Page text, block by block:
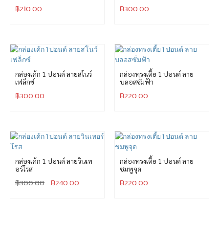
฿210.00 ฿300.00
กล่องเค้ก 1 ปอนด์ ลายสโนว์
เฟล็กซ์
฿300.00
กล่องทรงเตี้ย 1 ปอนด์ ลาย
บลอสซั่มฟ้า
฿220.00
กล่องเค้ก 1 ปอนด์ ลายวินเท
อร์โรส
฿300.00 ฿240.00
กล่องทรงเตี้ย 1 ปอนด์ ลาย
ชมพูจุด
฿220.00